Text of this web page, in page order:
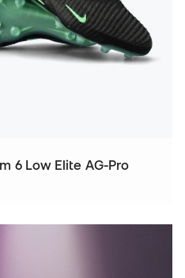
6 Low Elite AG-Pro